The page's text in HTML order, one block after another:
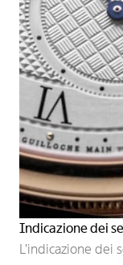
Indicazione dei
L’indicazione dei